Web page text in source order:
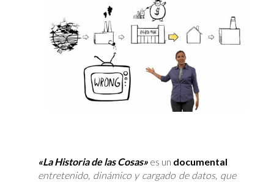
«La Historia de las Cosas» es un documental
entretenido, dinámico y cargado de datos, que